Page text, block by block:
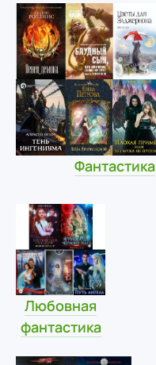
Фантастика
Любовная
фантастика